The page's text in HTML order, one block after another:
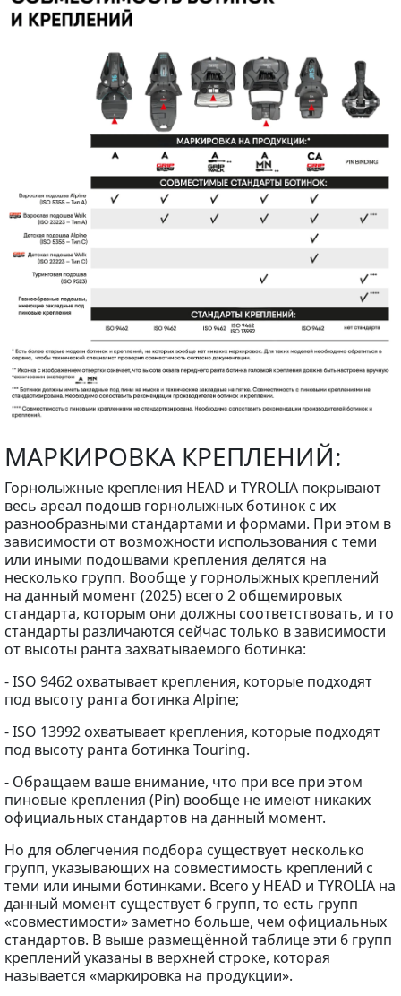
МАРКИРОВКА КРЕПЛЕНИЙ:
Горнолыжные крепления HEAD и TYROLIA покрывают
весь ареал подошв горнолыжных ботинок с их
разнообразными стандартами и формами. При этом в
зависимости от возможности использования с теми
или иными подошвами крепления делятся на
несколько групп. Вообще у горнолыжных креплений
на данный момент (2025) всего 2 общемировых
стандарта, которым они должны соответствовать, и то
стандарты различаются сейчас только в зависимости
от высоты ранта захватываемого ботинка:
- ISO 9462 охватывает крепления, которые подходят
под высоту ранта ботинка Alpine;
- ISO 13992 охватывает крепления, которые подходят
под высоту ранта ботинка Touring.
- Обращаем ваше внимание, что при все при этом
пиновые крепления (Pin) вообще не имеют никаких
официальных стандартов на данный момент.
Но для облегчения подбора существует несколько
групп, указывающих на совместимость креплений с
теми или иными ботинками. Всего у HEAD и TYROLIA на
данный момент существует 6 групп, то есть групп
«совместимости» заметно больше, чем официальных
стандартов. В выше размещённой таблице эти 6 групп
креплений указаны в верхней строке, которая
называется «маркировка на продукции».